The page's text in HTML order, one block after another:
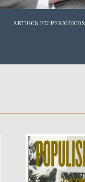
ARTIGOS EM PERIÓDICOS